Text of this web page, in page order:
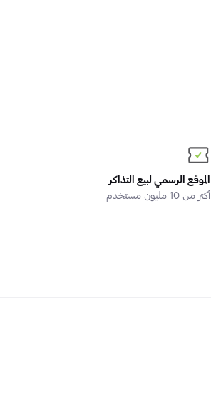
الموقع الرسمي لبيع التذاكر
أكثر من 10 مليون مستخدم